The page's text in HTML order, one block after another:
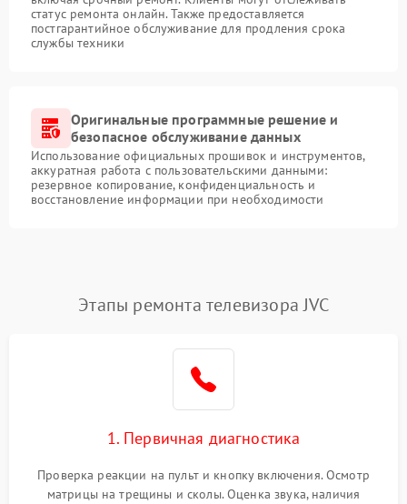
статус ремонта онлайн. Также предоставляется
постгарантийное обслуживание для продления срока
службы техники
Оригинальные программные решение и
безопасное обслуживание данных
Использование официальных прошивок и инструментов,
аккуратная работа с пользовательскими данными:
резервное копирование, конфиденциальность и
восстановление информации при необходимости
Этапы ремонта телевизора JVC
1. Первичная диагностика
Проверка реакции на пульт и кнопку включения. Осмотр
матрицы на трещины и сколы. Оценка звука, наличия